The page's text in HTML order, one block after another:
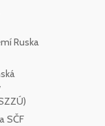
Ruska
SČF